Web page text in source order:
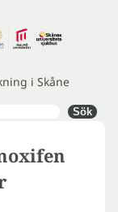
i Skåne
Sök